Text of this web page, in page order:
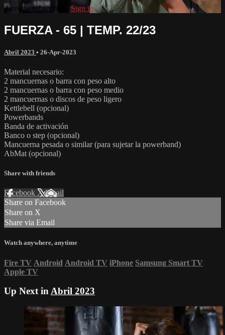
Already subscribed? Sign in
FUERZA - 65 | TEMP. 22/23
Abril 2023 • 26-Apr-2023
Material necesario:
2 mancuernas o barra con peso alto
2 mancuernas o barra con peso medio
2 mancuernas o discos de peso ligero
Kettlebell (opcional)
Powerbands
Banda de activación
Banco o step (opcional)
Mancuerna pesada o similar (para sujetar la powerband)
AbMat (opcional)
Share with friends
Facebook XEmail
Share on Facebook
Share on X
Share via Email
Watch anywhere, anytime
Fire TV Android Android TV iPhone Samsung Smart TV
Apple TV
Up Next inAbril 2023